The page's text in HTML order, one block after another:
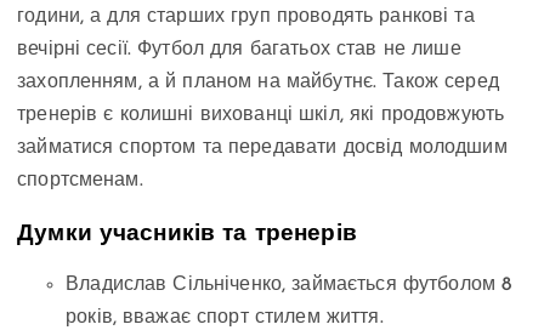
години, а для старших груп проводять ранкові та
вечірні сесії. Футбол для багатьох став не лише
захопленням, а й планом на майбутнє. Також серед
тренерів є колишні вихованці шкіл, які продовжують
займатися спортом та передавати досвід молодшим
спортсменам.
Думки учасників та тренерів
Владислав Сільніченко, займається футболом 8
років, вважає спорт стилем життя.